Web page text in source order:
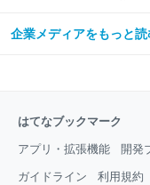
企業メディアをもっと読
はてなブックマーク
アプリ・拡張機能 開発
ガイドライン 利用規約